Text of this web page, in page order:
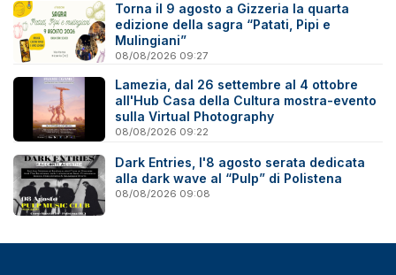
Torna il 9 agosto a Gizzeria la quarta
edizione della sagra “Patati, Pipi e
Mulingiani”
08/08/2026 09:27
Lamezia, dal 26 settembre al 4 ottobre
all'Hub Casa della Cultura mostra-evento
sulla Virtual Photography
08/08/2026 09:22
Dark Entries, l'8 agosto serata dedicata
alla dark wave al “Pulp” di Polistena
08/08/2026 09:08